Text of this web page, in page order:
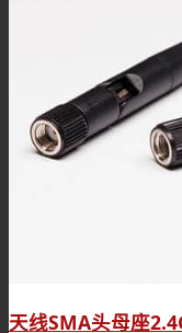
天线SMA头母座